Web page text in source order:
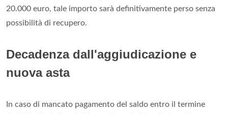
20.000 euro, tale importo sarà definitivamente perso senza
possibilità di recupero.
Decadenza dall'aggiudicazione e
nuova asta
In caso di mancato pagamento del saldo entro il termine